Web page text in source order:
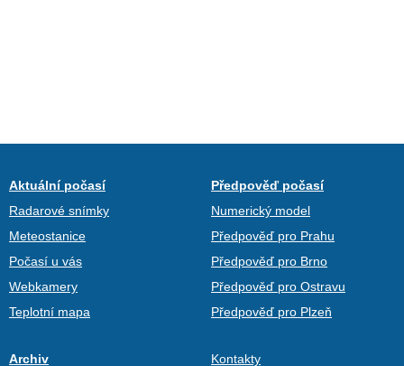
Aktuální počasí
Radarové snímky
Meteostanice
Počasí u vás
Webkamery
Teplotní mapa
Předpověď počasí
Numerický model
Předpověď pro Prahu
Předpověď pro Brno
Předpověď pro Ostravu
Předpověď pro Plzeň
Archiv Kontakty